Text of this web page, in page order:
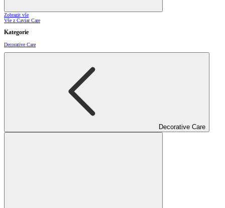
Zobrazit vše
Vše z Caviar Care
Kategorie
Decorative Care
Decorative Care